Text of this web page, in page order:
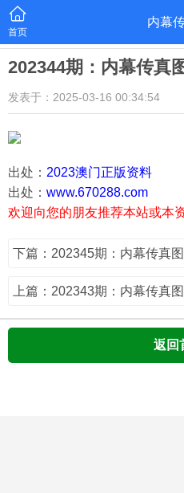
首页
内幕
202344期：内幕传真
发表于：2025-03-16 00:34:54
出处： 2023澳门正版资料
出处： www.670288.com
欢迎向您的朋友推荐本站或本
下篇：202345期：内幕传真图
上篇：202343期：内幕传真图
返回